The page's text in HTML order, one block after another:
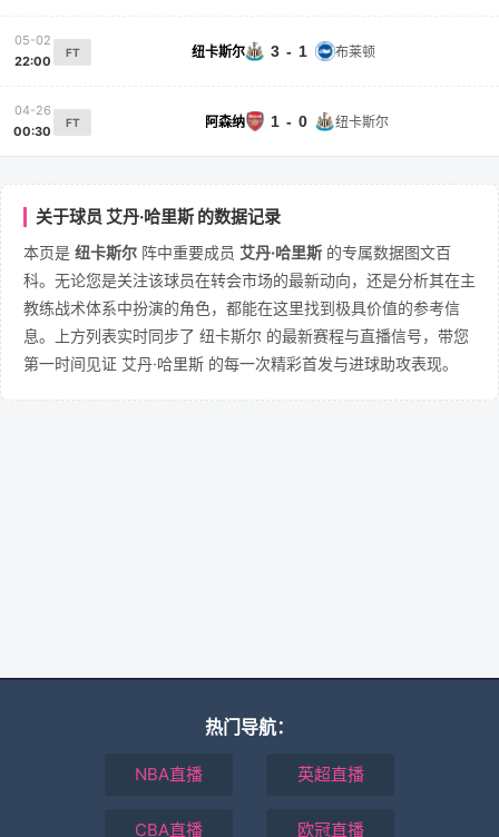
05-02
22:00
FT 纽卡斯尔 3 - 1 布莱顿
04-26
00:30
FT 阿森纳 1 - 0 纽卡斯尔
关于球员 艾丹·哈里斯 的数据记录
本页是 纽卡斯尔 阵中重要成员 艾丹·哈里斯 的专属数据图文百
科。无论您是关注该球员在转会市场的最新动向，还是分析其在主
教练战术体系中扮演的角色，都能在这里找到极具价值的参考信
息。上方列表实时同步了 纽卡斯尔 的最新赛程与直播信号，带您
第一时间见证 艾丹·哈里斯 的每一次精彩首发与进球助攻表现。
热门导航：
NBA直播 英超直播
CBA直播 欧冠直播